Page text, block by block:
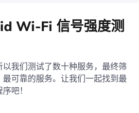
Wi-Fi 信号强度测
我们测试了数十种服务，最终筛
可靠的服务。让我们一起找到最
吧！